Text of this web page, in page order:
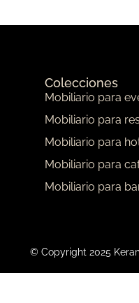
Colecciones
Mobiliario para
Mobiliario para
Mobiliario para
Mobiliario para
Mobiliario para
© Copyright 2025